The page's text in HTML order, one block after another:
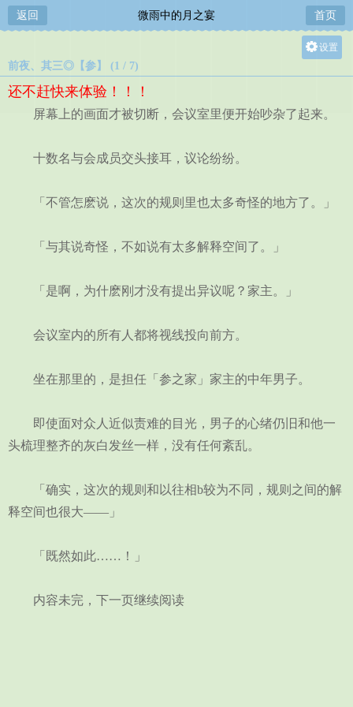
返回 微雨中的月之宴 首页
设置
中
前夜、其三◎【参】 (1 / 7)
还不赶快来体验！！！
屏幕上的画面才被切断，会议室里便开始吵杂了起来。
十数名与会成员交头接耳，议论纷纷。
「不管怎麽说，这次的规则里也太多奇怪的地方了。」
「与其说奇怪，不如说有太多解释空间了。」
「是啊，为什麽刚才没有提出异议呢？家主。」
会议室内的所有人都将视线投向前方。
坐在那里的，是担任「参之家」家主的中年男子。
即使面对众人近似责难的目光，男子的心绪仍旧和他一
头梳理整齐的灰白发丝一样，没有任何紊乱。
「确实，这次的规则和以往相b较为不同，规则之间的解
释空间也很大——」
「既然如此……！」
内容未完，下一页继续阅读